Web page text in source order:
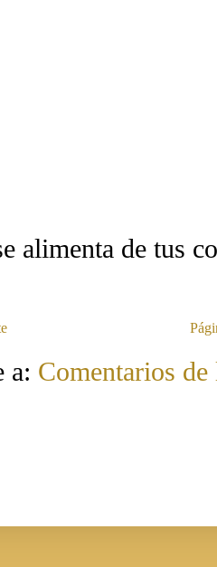
alimenta de tus
a: Comentarios